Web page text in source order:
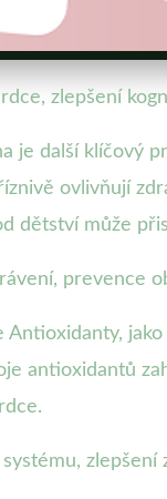
zlepšení
je další klíčový
ovlivňují
dětství může
prevence
antioxidantů